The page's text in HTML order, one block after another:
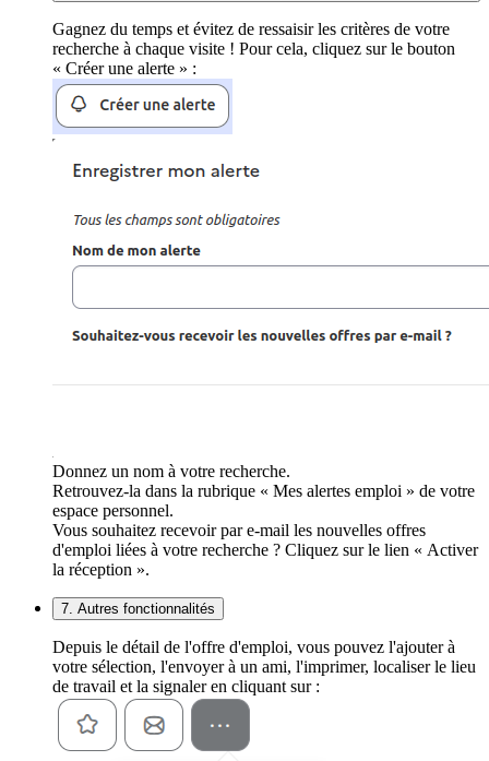
Gagnez du temps et évitez de ressaisir les critères de votre
recherche à chaque visite ! Pour cela, cliquez sur le bouton
« Créer une alerte » :
Donnez un nom à votre recherche.
Retrouvez-la dans la rubrique « Mes alertes emploi » de votre
espace personnel.
Vous souhaitez recevoir par e-mail les nouvelles offres
d'emploi liées à votre recherche ? Cliquez sur le lien « Activer
la réception ».
7. Autres fonctionnalités
Depuis le détail de l'offre d'emploi, vous pouvez l'ajouter à
votre sélection, l'envoyer à un ami, l'imprimer, localiser le lieu
de travail et la signaler en cliquant sur :